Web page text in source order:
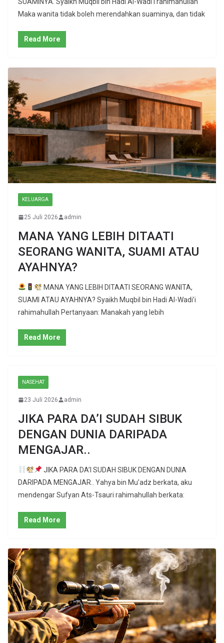
Maka wanita tidak boleh merendahkan suaminya, dan tidak
Read More
KELUARGA
25 Juli 2026 admin
MANA YANG LEBIH DITAATI
SEORANG WANITA, SUAMI ATAU
AYAHNYA?
MANA YANG LEBIH DITAATI SEORANG WANITA,
SUAMI ATAU AYAHNYA? Syaikh Muqbil bin Hadi Al-Wadi’i
rahimahullah Pertanyaan: Manakah yang lebih
Read More
NASEHAT
23 Juli 2026 admin
JIKA PARA DA’I SUDAH SIBUK
DENGAN DUNIA DARIPADA
MENGAJAR..
JIKA PARA DA’I SUDAH SIBUK DENGAN DUNIA
DARIPADA MENGAJAR.. Yahya bin Mu’adz berkata, aku
mendengar Sufyan Ats-Tsauri rahimahullah berkata:
Read More